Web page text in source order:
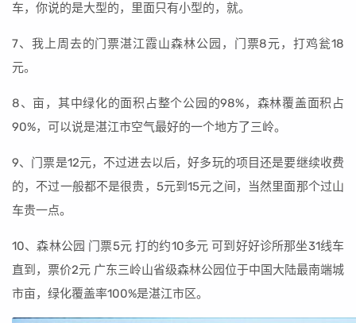
车，你说的是大型的，里面只有小型的，就。
7、我上周去的门票湛江霞山森林公园，门票8元，打鸡瓮18
元。
8、亩，其中绿化的面积占整个公园的98%，森林覆盖面积占
90%，可以说是湛江市空气最好的一个地方了三岭。
9、门票是12元，不过进去以后，好多玩的项目还是要继续收费
的，不过一般都不是很贵，5元到15元之间，当然里面那个过山
车贵一点。
10、森林公园 门票5元 打的约10多元 可到好好诊所那坐31线车
直到，票价2元 广东三岭山省级森林公园位于中国大陆最南端城
市亩，绿化覆盖率100%是湛江市区。